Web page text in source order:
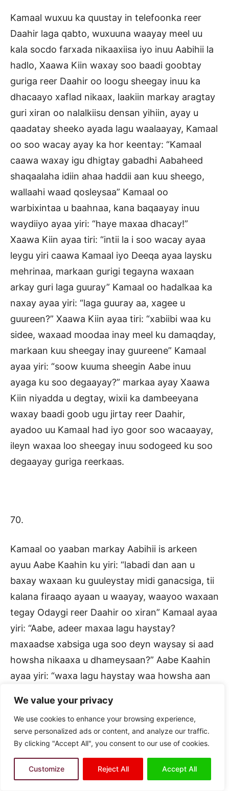
We value your privacy
We use cookies to enhance your browsing experience,
serve personalized ads or content, and analyze our traffic.
By clicking "Accept All", you consent to our use of cookies.
Customize Reject All Accept All
Kamaal wuxuu ka quustay in telefoonka reer
Daahir laga qabto, wuxuuna waayay meel uu
kala socdo farxada nikaaxiisa iyo inuu Aabihii la
hadlo, Xaawa Kiin waxay soo baadi goobtay
guriga reer Daahir oo loogu sheegay inuu ka
dhacaayo xaflad nikaax, laakiin markay aragtay
guri xiran oo nalalkiisu densan yihiin, ayay u
qaadatay sheeko ayada lagu waalaayay, Kamaal
oo soo wacay ayay ka hor keentay: “Kamaal
caawa waxay igu dhigtay gabadhi Aabaheed
shaqaalaha idiin ahaa haddii aan kuu sheego,
wallaahi waad qosleysaa” Kamaal oo
warbixintaa u baahnaa, kana baqaayay inuu
waydiiyo ayaa yiri: “haye maxaa dhacay!”
Xaawa Kiin ayaa tiri: “intii la i soo wacay ayaa
leygu yiri caawa Kamaal iyo Deeqa ayaa laysku
mehrinaa, markaan gurigi tegayna waxaan
arkay guri laga guuray” Kamaal oo hadalkaa ka
naxay ayaa yiri: “laga guuray aa, xagee u
guureen?” Xaawa Kiin ayaa tiri: “xabiibi waa ku
sidee, waxaad moodaa inay meel ku damaqday,
markaan kuu sheegay inay guureene” Kamaal
ayaa yiri: “soow kuuma sheegin Aabe inuu
ayaga ku soo degaayay?” markaa ayay Xaawa
Kiin niyadda u degtay, wixii ka dambeeyana
waxay baadi goob ugu jirtay reer Daahir,
ayadoo uu Kamaal had iyo goor soo wacaayay,
ileyn waxaa loo sheegay inuu sodogeed ku soo
degaayay guriga reerkaas.
70.
Kamaal oo yaaban markay Aabihii is arkeen
ayuu Aabe Kaahin ku yiri: “labadi dan aan u
baxay waxaan ku guuleystay midi ganacsiga, tii
kalana firaaqo ayaan u waayay, waayoo waxaan
tegay Odaygi reer Daahir oo xiran” Kamaal ayaa
yiri: “Aabe, adeer maxaa lagu haystay?
maxaadse xabsiga uga soo deyn waysay si aad
howsha nikaaxa u dhameysaan?” Aabe Kaahin
ayaa yiri: “waxa lagu haystay waa howsha aan
aan heshiinay aniga iyo Cali Cubeyd, markaa
ayuu iga ballan qaaday inuu Daahir soo
deynaayo, haddana waxaan filaa inuu soo
booday oo guriga reer Daahir wacay, Deeqa